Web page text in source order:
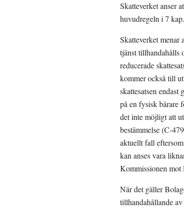
Skatteverket anser
huvudregeln i 7
Skatteverket
tjänst tillhandahålls
reducerade
kommer också till
skattesatsen
på en fysisk bärare
det inte möjligt att
bestämmelse (C-
aktuellt fall
kan anses vara
Kommissionen mot
När det gäller
tillhandahållande